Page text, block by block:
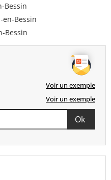
Bessin
Bessin
Bessin
Voir un exemple
Voir un exemple